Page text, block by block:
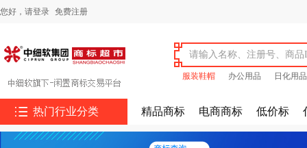
您好， 请登录 免费注册
服装鞋帽 办公用品 日化用品
 热门行业分类 精品商标 电商商标 低价标